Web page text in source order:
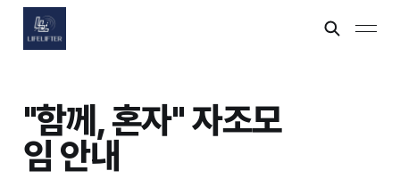
"함께, 혼자" 자조모
임 안내